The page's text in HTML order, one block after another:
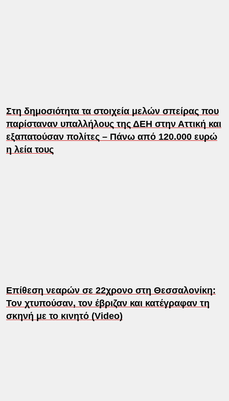
Στη δημοσιότητα τα στοιχεία μελών σπείρας που
παρίσταναν υπαλλήλους της ΔΕΗ στην Αττική και
εξαπατούσαν πολίτες – Πάνω από 120.000 ευρώ
η λεία τους
Επίθεση νεαρών σε 22χρονο στη Θεσσαλονίκη:
Τον χτυπούσαν, τον έβριζαν και κατέγραφαν τη
σκηνή με το κινητό (Video)